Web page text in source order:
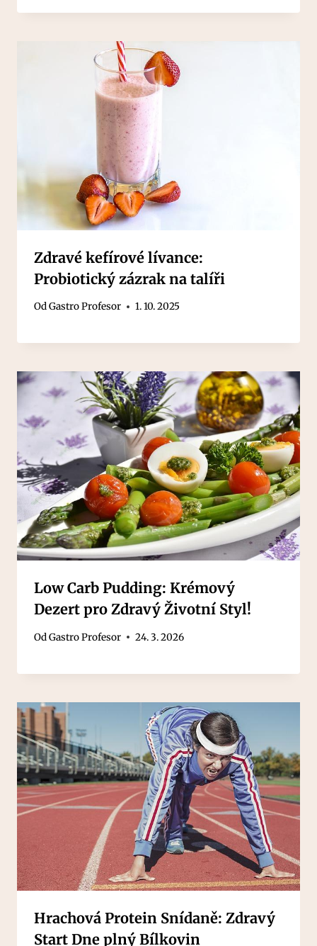
Zdravé kefírové lívance:
Probiotický zázrak na talíři
OdGastro Profesor 1. 10. 2025
Low Carb Pudding: Krémový
Dezert pro Zdravý Životní Styl!
OdGastro Profesor 24. 3. 2026
Hrachová Protein Snídaně: Zdravý
Start Dne plný Bílkovin